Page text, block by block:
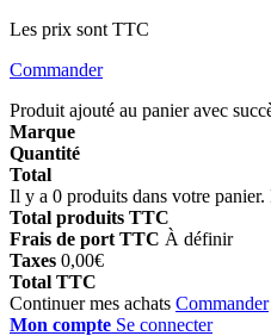
Les prix sont TTC
Commander
Produit ajouté au panier avec
Marque
Quantité
Total
Il y a 0 produits dans votre panier.
Total produits TTC
Frais de port TTC À définir
Taxes 0,00€
Total TTC
Continuer mes achats Commander
Mon compte Se connecter